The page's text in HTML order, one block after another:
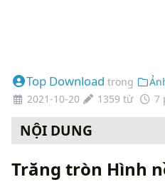
Top Download trong
2021-10-20
1359 từ 7
NỘI DUNG
Trăng tròn Hình